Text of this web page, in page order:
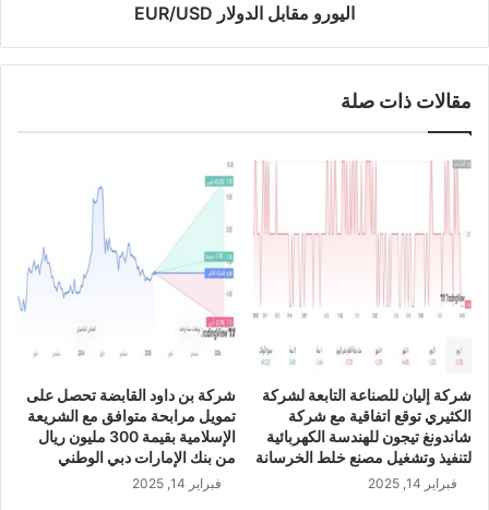
س
و
ك
خ
ه
ا
ض
م
د
ا
U
U
اليورو مقابل الدولار EUR/USD
مقالات ذات صلة
شركة إليان للصناعة التابعة لشركة
الكثيري توقع اتفاقية مع شركة
شاندونغ تيجون للهندسة الكهربائية
لتنفيذ وتشغيل مصنع خلط الخرسانة
فبراير 14, 2025
شركة بن داود القابضة تحصل على
تمويل مرابحة متوافق مع الشريعة
الإسلامية بقيمة 300 مليون ريال
من بنك الإمارات دبي الوطني
فبراير 14, 2025